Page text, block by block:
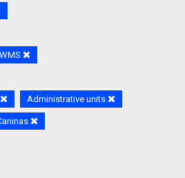
WMS
Administrative units